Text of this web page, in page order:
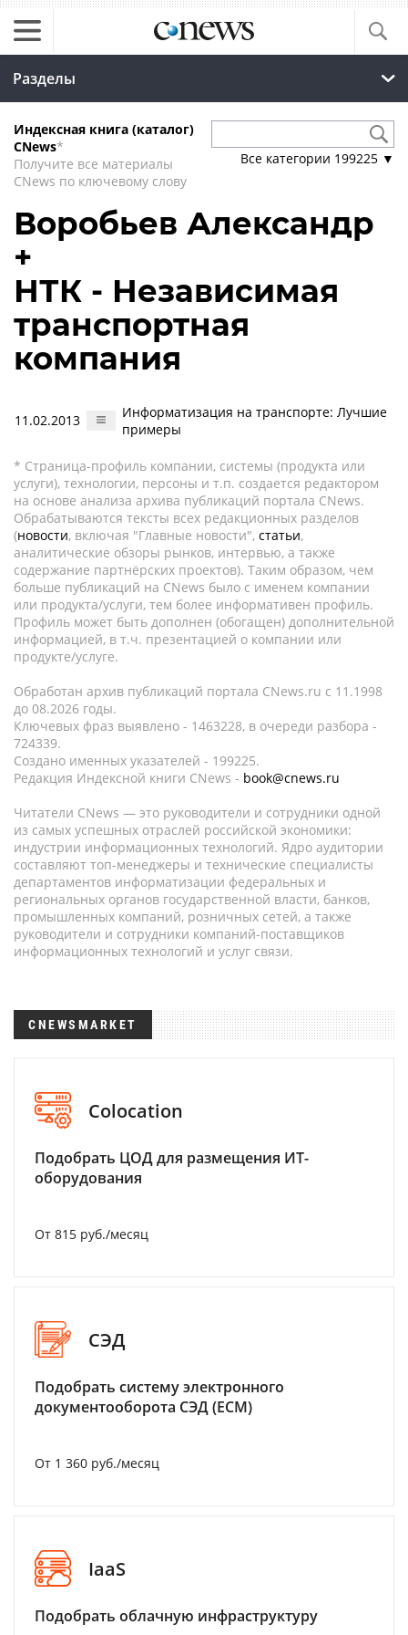
Разделы
Индексная книга (каталог)
CNews*
Получите все материалы
CNews по ключевому слову
Все категории 199225 ▼
Воробьев Александр
+
НТК - Независимая
транспортная
компания
11.02.2013
Информатизация на транспорте: Лучшие
примеры
* Страница-профиль компании, системы (продукта или
услуги), технологии, персоны и т.п. создается редактором
на основе анализа архива публикаций портала CNews.
Обрабатываются тексты всех редакционных разделов
(новости, включая "Главные новости", статьи,
аналитические обзоры рынков, интервью, а также
содержание партнёрских проектов). Таким образом, чем
больше публикаций на CNews было с именем компании
или продукта/услуги, тем более информативен профиль.
Профиль может быть дополнен (обогащен) дополнительной
информацией, в т.ч. презентацией о компании или
продукте/услуге.
Обработан архив публикаций портала CNews.ru c 11.1998
до 08.2026 годы.
Ключевых фраз выявлено - 1463228, в очереди разбора -
724339.
Создано именных указателей - 199225.
Редакция Индексной книги CNews - book@cnews.ru
Читатели CNews — это руководители и сотрудники одной
из самых успешных отраслей российской экономики:
индустрии информационных технологий. Ядро аудитории
составляют топ-менеджеры и технические специалисты
департаментов информатизации федеральных и
региональных органов государственной власти, банков,
промышленных компаний, розничных сетей, а также
руководители и сотрудники компаний-поставщиков
информационных технологий и услуг связи.
CNEWSMARKET
Colocation
Подобрать ЦОД для размещения ИТ-
оборудования
От 815 руб./месяц
СЭД
Подобрать систему электронного
документооборота СЭД (ECM)
От 1 360 руб./месяц
IaaS
Подобрать облачную инфраструктуру